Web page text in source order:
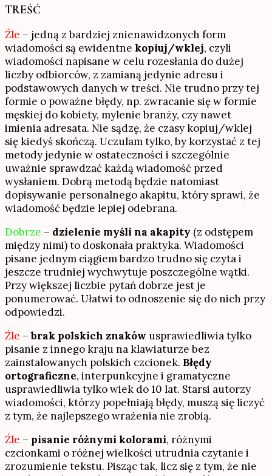
TREŚĆ
Źle – jedną z bardziej znienawidzonych form
wiadomości są ewidentne kopiuj/wklej, czyli
wiadomości napisane w celu rozesłania do dużej
liczby odbiorców, z zamianą jedynie adresu i
podstawowych danych w treści. Nie trudno przy tej
formie o poważne błędy, np. zwracanie się w formie
męskiej do kobiety, mylenie branży, czy nawet
imienia adresata. Nie sądzę, że czasy kopiuj/wklej
się kiedyś skończą. Uczulam tylko, by korzystać z tej
metody jedynie w ostateczności i szczególnie
uważnie sprawdzać każdą wiadomość przed
wysłaniem. Dobrą metodą będzie natomiast
dopisywanie personalnego akapitu, który sprawi, że
wiadomość będzie lepiej odebrana.
Dobrze – dzielenie myśli na akapity (z odstępem
między nimi) to doskonała praktyka. Wiadomości
pisane jednym ciągiem bardzo trudno się czyta i
jeszcze trudniej wychwytuje poszczególne wątki.
Przy większej liczbie pytań dobrze jest je
ponumerować. Ułatwi to odnoszenie się do nich przy
odpowiedzi.
Źle –brak polskich znaków usprawiedliwia tylko
pisanie z innego kraju na klawiaturze bez
zainstalowanych polskich czcionek. Błędy
ortograficzne, interpunkcyjne i gramatyczne
usprawiedliwia tylko wiek do 10 lat. Starsi autorzy
wiadomości, którzy popełniają błędy, muszą się liczyć
z tym, że najlepszego wrażenia nie zrobią.
Źle – pisanie różnymi kolorami, różnymi
czcionkami o różnej wielkości utrudnia czytanie i
zrozumienie tekstu. Pisząc tak, licz się z tym, że nie